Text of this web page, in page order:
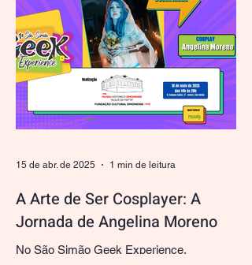
A Arte de Ser Cosplayer: A
Jornada de Angelina Moreno
No São Simão Geek Experience,
15 de abr. de 2025 1 min de leitura